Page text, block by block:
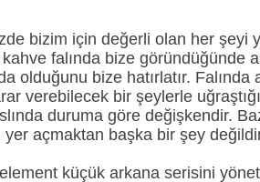
bizim için değerli olan her şeyi
falında bize göründüğünde
olduğunu bize hatırlatır. Falında
verebilecek bir şeylerle
duruma göre değişkendir.
yer açmaktan başka bir şey
küçük arkana serisini